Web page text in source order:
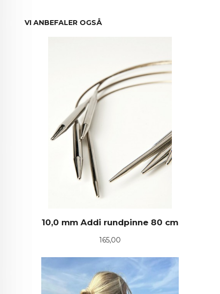
VI ANBEFALER OGSÅ
10,0 mm Addi rundpinne 80 cm
Pris
165,00